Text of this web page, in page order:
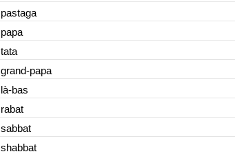
pastaga
papa
tata
grand-papa
là-bas
rabat
sabbat
shabbat